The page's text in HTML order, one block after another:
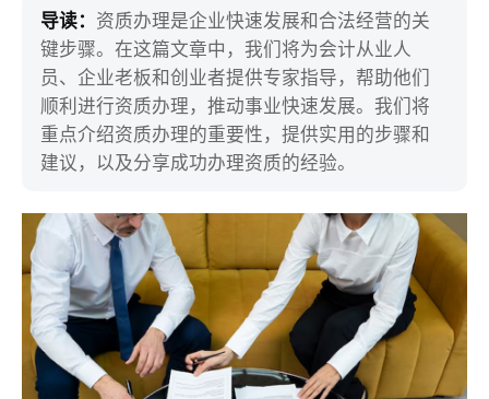
导读： 资质办理是企业快速发展和合法经营的关
键步骤。在这篇文章中，我们将为会计从业人
员、企业老板和创业者提供专家指导，帮助他们
顺利进行资质办理，推动事业快速发展。我们将
重点介绍资质办理的重要性，提供实用的步骤和
建议，以及分享成功办理资质的经验。